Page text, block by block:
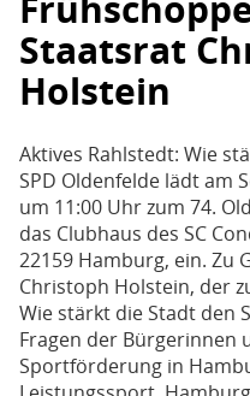
Staatsrat
Holstein
Aktives Rahlstedt: Wie
SPD Oldenfelde lädt am
um 11:00 Uhr zum 74.
das Clubhaus des SC
22159 Hamburg, ein. Zu
Christoph Holstein, der
Wie stärkt die Stadt den
Fragen der Bürgerinnen
Sportförderung in